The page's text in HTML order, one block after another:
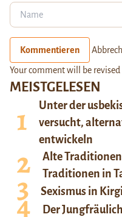
MEISTGELESEN
Unter der
versucht,
entwickeln
Alte
Traditionen in
Sexismus in
Der
Kommentieren
Your comment will be